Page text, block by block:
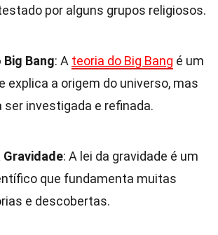
por alguns grupos religiosos.
Big Bang: A teoria do Big Bang é um
explica a origem do universo, mas
ser investigada e refinada.
Gravidade: A lei da gravidade é um
que fundamenta muitas
e descobertas.